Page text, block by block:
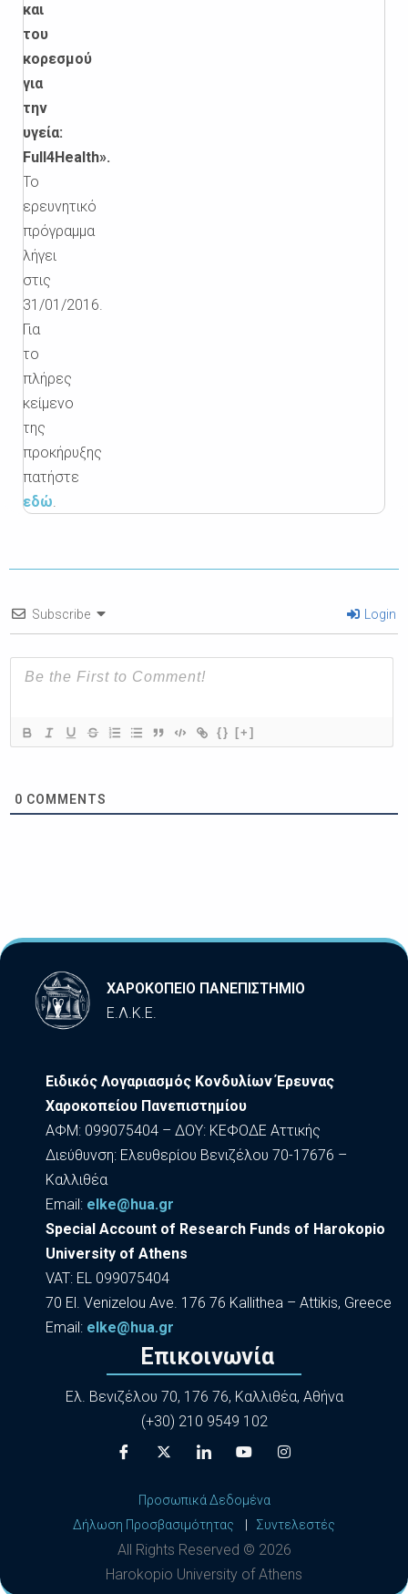
και
του
κορεσμού
για
την
υγεία:
Full4Health».
Το
ερευνητικό
πρόγραμμα
λήγει
στις
31/01/2016.
Για
το
πλήρες
κείμενο
της
προκήρυξης
πατήστε
εδώ.
Subscribe Login
{} [+]
0 COMMENTS
ΧΑΡΟΚΟΠΕΙΟ ΠΑΝΕΠΙΣΤΗΜΙΟ
Ε.Λ.Κ.Ε.
Ειδικός Λογαριασμός Κονδυλίων Έρευνας
Χαροκοπείου Πανεπιστημίου
ΑΦΜ: 099075404 – ΔΟΥ: ΚΕΦΟΔΕ Αττικής
Διεύθυνση: Ελευθερίου Βενιζέλου 70-17676 –
Καλλιθέα
Εmail: elke@hua.gr
Special Account of Research Funds of Harokopio
University of Athens
VAT: EL 099075404
70 El. Venizelou Ave. 176 76 Kallithea – Attikis, Greece
Εmail: elke@hua.gr
Επικοινωνία
Ελ. Βενιζέλου 70, 176 76, Καλλιθέα, Αθήνα
(+30) 210 9549 102
Προσωπικά Δεδομένα
Δήλωση Προσβασιμότητας
Συντελεστές
All Rights Reserved © 2026
Harokopio University of Athens